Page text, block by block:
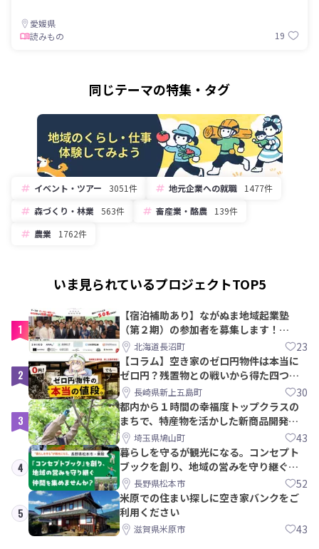
愛媛県
読みもの
19
同じテーマの特集・タグ
イベント・ツアー 3051件 地元企業への就職
1477件
森づくり・林業
563件 畜産業・酪農
139件
農業
1762件
いま見られているプロジェクトTOP5
1
【宿泊補助あり】ながぬま地域起業塾
（第２期）の参加者を募集します！
【8/21〆】
北海道長沼町 23
2
【コラム】空き家のゼロ円物件は本当に
ゼロ円？残置物との戦いから得た四つの
教訓｜新上五島町
長崎県新上五島町 30
3
都内から１時間の幸福度トップクラスの
まちで、特産物を活かした新商品開発＆
PRメンバー募集！
埼玉県鳩山町 43
4
暮らしを守るが観光になる。コンセプト
ブックを創り、地域の営みを守り継ぐ仲
間を集めませんか？
長野県松本市 52
5
米原での住まい探しに空き家バンクをご
利用ください
滋賀県米原市 43